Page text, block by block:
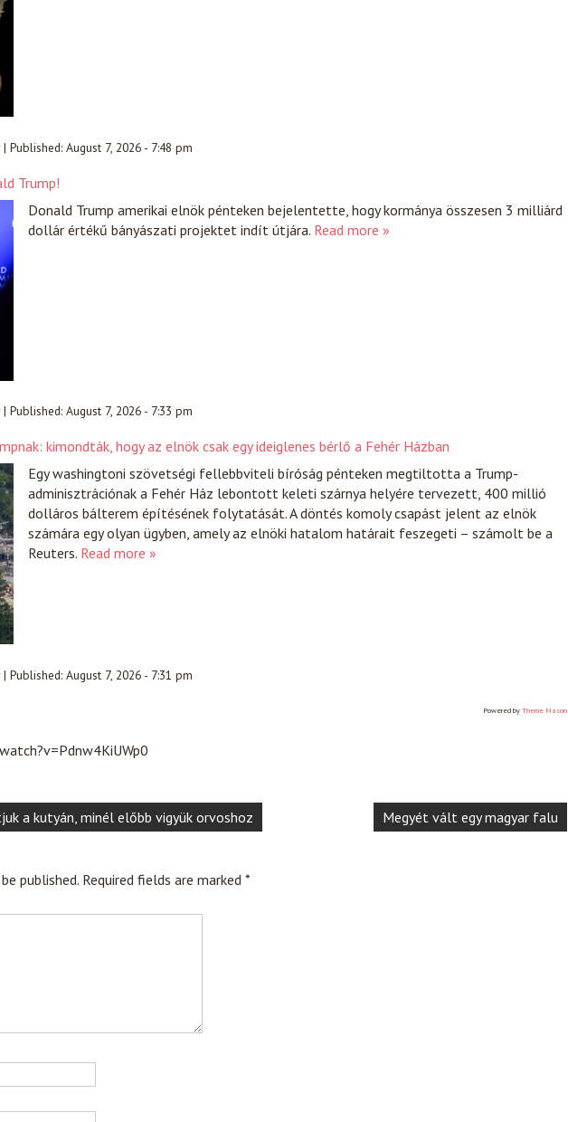
| Published: August 7, 2026 - 7:48 pm
Trump!
Donald Trump amerikai elnök pénteken bejelentette, hogy kormánya összesen 3 milliárd
dollár értékű bányászati projektet indít útjára. Read more »
| Published: August 7, 2026 - 7:33 pm
kimondták, hogy az elnök csak egy ideiglenes bérlő a Fehér Házban
Egy washingtoni szövetségi fellebbviteli bíróság pénteken megtiltotta a Trump-
adminisztrációnak a Fehér Ház lebontott keleti szárnya helyére tervezett, 400 millió
dolláros bálterem építésének folytatását. A döntés komoly csapást jelent az elnök
számára egy olyan ügyben, amely az elnöki hatalom határait feszegeti – számolt be a
Reuters. Read more »
| Published: August 7, 2026 - 7:31 pm
Powered by Theme Mason
a kutyán, minél előbb vigyük orvoshoz Megyét vált egy magyar falu
published. Required fields are marked *